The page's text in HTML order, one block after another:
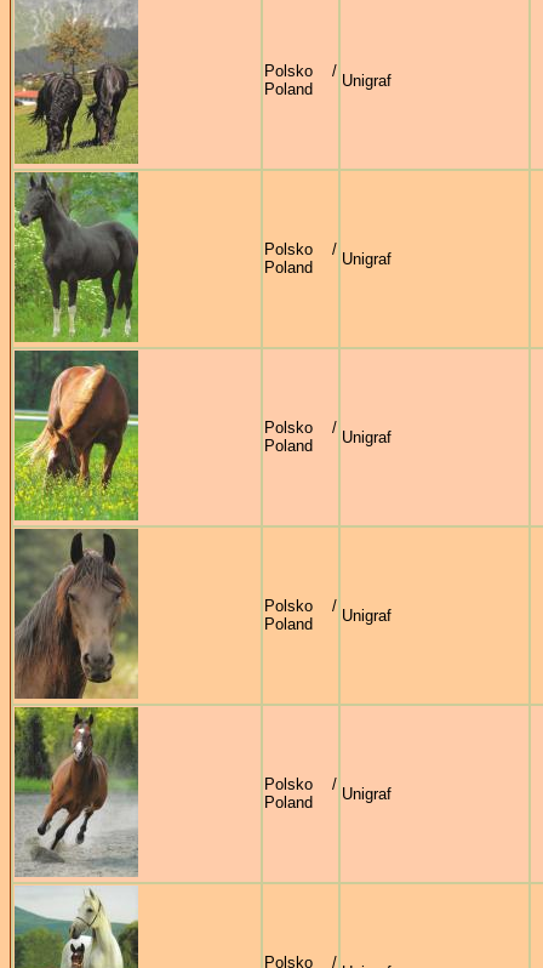
Polsko /
Poland
Unigraf
Polsko /
Poland
Unigraf
Polsko /
Poland
Unigraf
Polsko /
Poland
Unigraf
Polsko /
Poland
Unigraf
Polsko /